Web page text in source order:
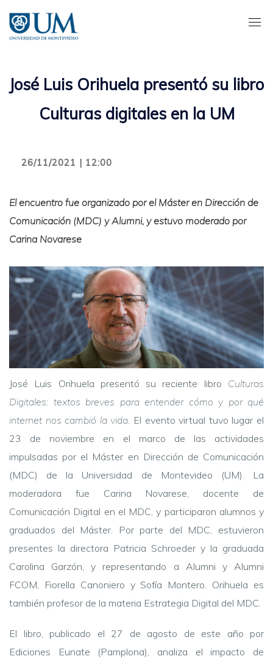
contenido
principal
José Luis Orihuela presentó su libro
Culturas digitales en la UM
26/11/2021 | 12:00
El encuentro fue organizado por el Máster en Dirección de
Comunicación (MDC) y Alumni, y estuvo moderado por
Carina Novarese
José Luis Orihuela presentó su reciente libro Culturas
Digitales: textos breves para entender cómo y por qué
internet nos cambió la vida. El evento virtual tuvo lugar el
23 de noviembre en el marco de las actividades
impulsadas por el Máster en Dirección de Comunicación
(MDC) de la Universidad de Montevideo (UM). La
moderadora fue Carina Novarese, docente de
Comunicación Digital en el MDC, y participaron alumnos y
graduados del Máster. Por parte del MDC, estuvieron
presentes la directora Patricia Schroeder y la graduada
Carolina Garzón, y representando a Alumni y Alumni
FCOM, Fiorella Canoniero y Sofía Montero. Orihuela es
también profesor de la materia Estrategia Digital del MDC.
El libro, publicado el 27 de agosto de este año por
Ediciones Eunate (Pamplona), analiza el impacto de